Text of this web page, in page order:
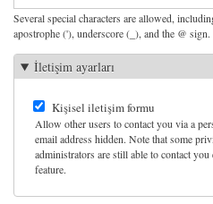
Several special characters are allowed,
apostrophe ('), underscore (_), and the @ sign.
İletişim ayarları
Kişisel iletişim formu
Allow other users to contact you via a
email address hidden. Note that some
administrators are still able to contact
feature.